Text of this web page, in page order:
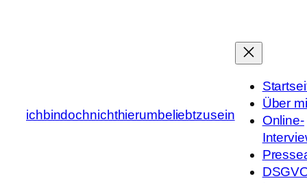
ichbindochnichthierumbeliebtzusein
Über
Online-